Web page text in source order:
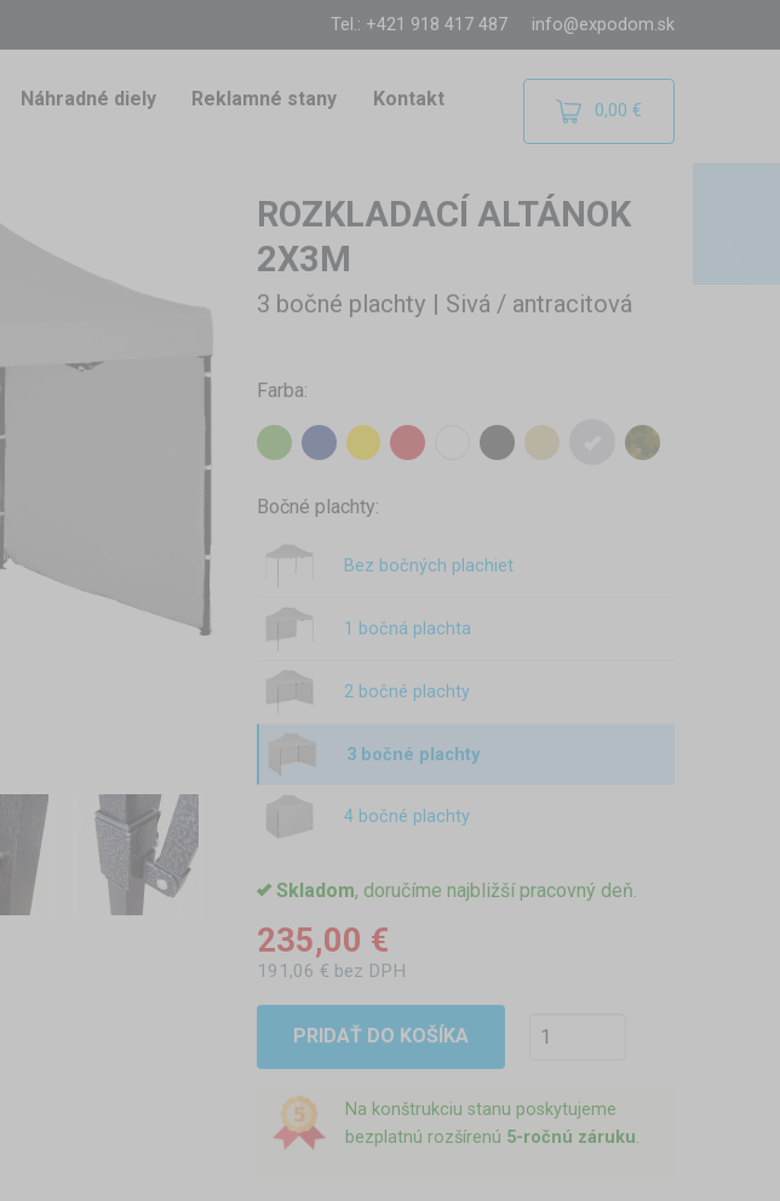
Tel.: +421 918 417 487 info@expodom.sk
Náhradné diely Reklamné stany Kontakt 0,00 €
ROZKLADACÍ ALTÁNOK
2X3M
3 bočné plachty | Sivá / antracitová
Farba:
Bočné plachty:
Bez bočných plachiet
1 bočná plachta
2 bočné plachty
3 bočné plachty
4 bočné plachty
Skladom, doručíme najbližší pracovný deň.
235,00 €
191,06 € bez DPH
PRIDAŤ DO KOŠÍKA
Na konštrukciu stanu poskytujeme
bezplatnú rozšírenú 5-ročnú záruku.